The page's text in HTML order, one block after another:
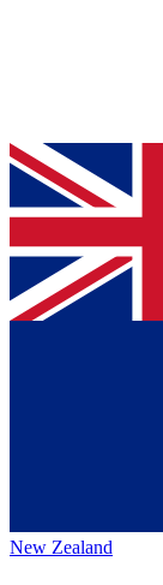
New Zealand